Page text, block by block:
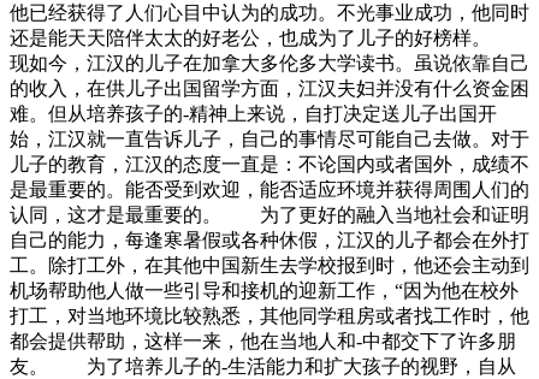
他已经获得了人们心目中认为的成功。不光事业成功，他同时
还是能天天陪伴太太的好老公，也成为了儿子的好榜样。
现如今，江汉的儿子在加拿大多伦多大学读书。虽说依靠自己
的收入，在供儿子出国留学方面，江汉夫妇并没有什么资金困
难。但从培养孩子的-精神上来说，自打决定送儿子出国开
始，江汉就一直告诉儿子，自己的事情尽可能自己去做。对于
儿子的教育，江汉的态度一直是：不论国内或者国外，成绩不
是最重要的。能否受到欢迎，能否适应环境并获得周围人们的
认同，这才是最重要的。 为了更好的融入当地社会和证明
自己的能力，每逢寒暑假或各种休假，江汉的儿子都会在外打
工。除打工外，在其他中国新生去学校报到时，他还会主动到
机场帮助他人做一些引导和接机的迎新工作，“因为他在校外
打工，对当地环境比较熟悉，其他同学租房或者找工作时，他
都会提供帮助，这样一来，他在当地人和-中都交下了许多朋
友。 为了培养儿子的-生活能力和扩大孩子的视野，自从